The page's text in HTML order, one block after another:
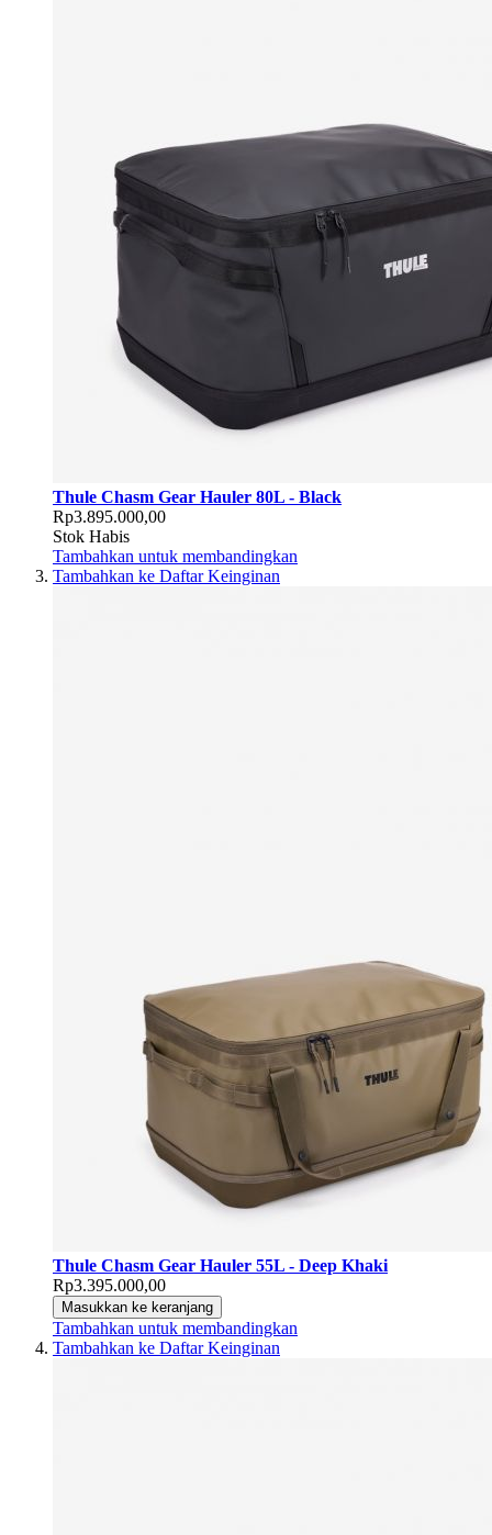
Thule Chasm Gear Hauler 80L - Black
Rp3.895.000,00
Stok Habis
Tambahkan untuk membandingkan
Tambahkan ke Daftar Keinginan
Thule Chasm Gear Hauler 55L - Deep Khaki
Rp3.395.000,00
Masukkan ke keranjang
Tambahkan untuk membandingkan
Tambahkan ke Daftar Keinginan